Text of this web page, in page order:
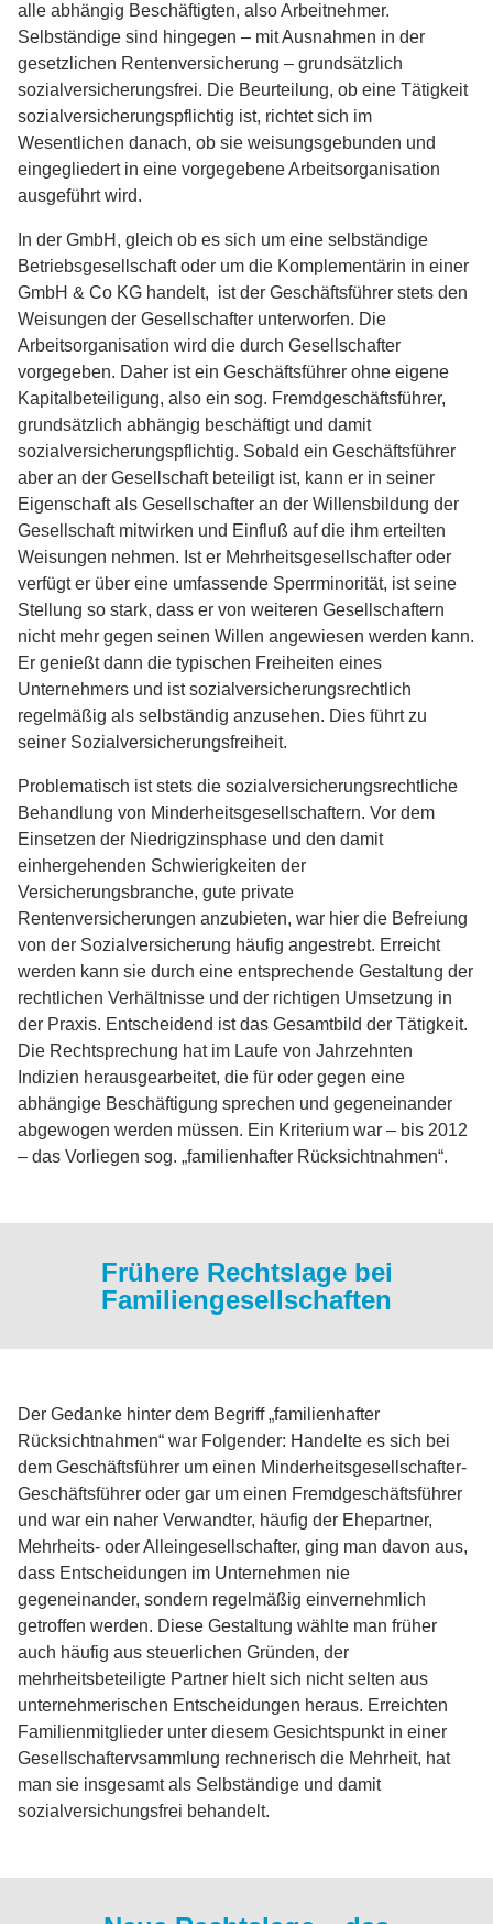
alle abhängig Beschäftigten, also Arbeitnehmer.
Selbständige sind hingegen – mit Ausnahmen in der
gesetzlichen Rentenversicherung – grundsätzlich
sozialversicherungsfrei. Die Beurteilung, ob eine Tätigkeit
sozialversicherungspflichtig ist, richtet sich im
Wesentlichen danach, ob sie weisungsgebunden und
eingegliedert in eine vorgegebene Arbeitsorganisation
ausgeführt wird.
In der GmbH, gleich ob es sich um eine selbständige
Betriebsgesellschaft oder um die Komplementärin in einer
GmbH & Co KG handelt, ist der Geschäftsführer stets den
Weisungen der Gesellschafter unterworfen. Die
Arbeitsorganisation wird die durch Gesellschafter
vorgegeben. Daher ist ein Geschäftsführer ohne eigene
Kapitalbeteiligung, also ein sog. Fremdgeschäftsführer,
grundsätzlich abhängig beschäftigt und damit
sozialversicherungspflichtig. Sobald ein Geschäftsführer
aber an der Gesellschaft beteiligt ist, kann er in seiner
Eigenschaft als Gesellschafter an der Willensbildung der
Gesellschaft mitwirken und Einfluß auf die ihm erteilten
Weisungen nehmen. Ist er Mehrheitsgesellschafter oder
verfügt er über eine umfassende Sperrminorität, ist seine
Stellung so stark, dass er von weiteren Gesellschaftern
nicht mehr gegen seinen Willen angewiesen werden kann.
Er genießt dann die typischen Freiheiten eines
Unternehmers und ist sozialversicherungsrechtlich
regelmäßig als selbständig anzusehen. Dies führt zu
seiner Sozialversicherungsfreiheit.
Problematisch ist stets die sozialversicherungsrechtliche
Behandlung von Minderheitsgesellschaftern. Vor dem
Einsetzen der Niedrigzinsphase und den damit
einhergehenden Schwierigkeiten der
Versicherungsbranche, gute private
Rentenversicherungen anzubieten, war hier die Befreiung
von der Sozialversicherung häufig angestrebt. Erreicht
werden kann sie durch eine entsprechende Gestaltung der
rechtlichen Verhältnisse und der richtigen Umsetzung in
der Praxis. Entscheidend ist das Gesamtbild der Tätigkeit.
Die Rechtsprechung hat im Laufe von Jahrzehnten
Indizien herausgearbeitet, die für oder gegen eine
abhängige Beschäftigung sprechen und gegeneinander
abgewogen werden müssen. Ein Kriterium war – bis 2012
– das Vorliegen sog. „familienhafter Rücksichtnahmen“.
Frühere Rechtslage bei
Familiengesellschaften
Der Gedanke hinter dem Begriff „familienhafter
Rücksichtnahmen“ war Folgender: Handelte es sich bei
dem Geschäftsführer um einen Minderheitsgesellschafter-
Geschäftsführer oder gar um einen Fremdgeschäftsführer
und war ein naher Verwandter, häufig der Ehepartner,
Mehrheits- oder Alleingesellschafter, ging man davon aus,
dass Entscheidungen im Unternehmen nie
gegeneinander, sondern regelmäßig einvernehmlich
getroffen werden. Diese Gestaltung wählte man früher
auch häufig aus steuerlichen Gründen, der
mehrheitsbeteiligte Partner hielt sich nicht selten aus
unternehmerischen Entscheidungen heraus. Erreichten
Familienmitglieder unter diesem Gesichtspunkt in einer
Gesellschaftervsammlung rechnerisch die Mehrheit, hat
man sie insgesamt als Selbständige und damit
sozialversichungsfrei behandelt.